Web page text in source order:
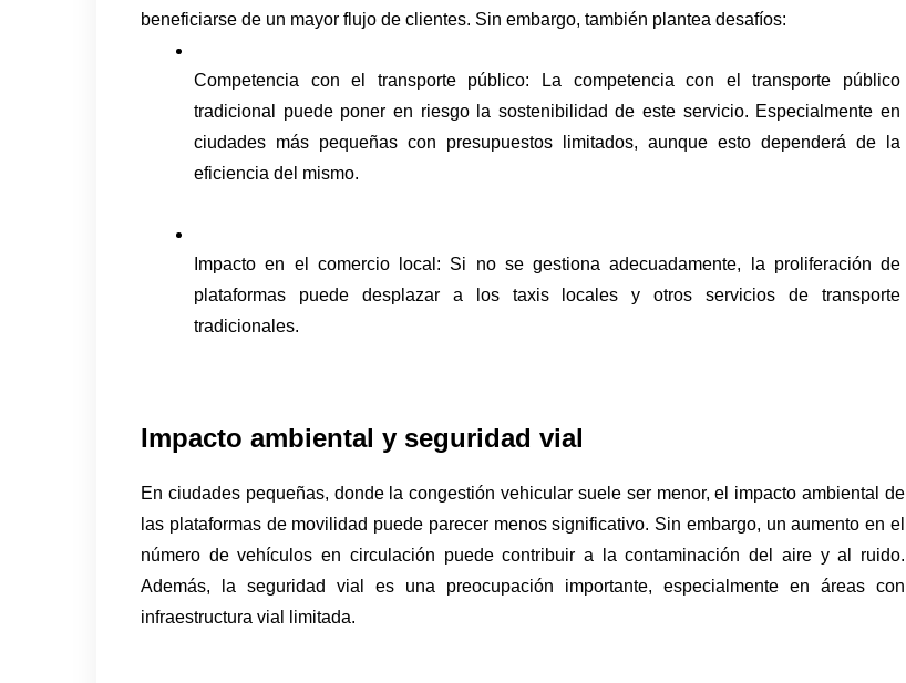
beneficiarse de un mayor flujo de clientes. Sin embargo, también plantea desafíos:
Competencia con el transporte público: La competencia con el transporte público
tradicional puede poner en riesgo la sostenibilidad de este servicio. Especialmente en
ciudades más pequeñas con presupuestos limitados, aunque esto dependerá de la
eficiencia del mismo.
Impacto en el comercio local: Si no se gestiona adecuadamente, la proliferación de
plataformas puede desplazar a los taxis locales y otros servicios de transporte
tradicionales.
Impacto ambiental y seguridad vial
En ciudades pequeñas, donde la congestión vehicular suele ser menor, el impacto ambiental de
las plataformas de movilidad puede parecer menos significativo. Sin embargo, un aumento en el
número de vehículos en circulación puede contribuir a la contaminación del aire y al ruido.
Además, la seguridad vial es una preocupación importante, especialmente en áreas con
infraestructura vial limitada.